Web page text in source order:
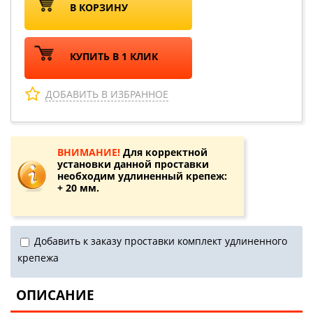
В КОРЗИНУ
КУПИТЬ В 1 КЛИК
ДОБАВИТЬ В ИЗБРАННОЕ
ВНИМАНИЕ! Для корректной
установки данной проставки
необходим удлиненный крепеж:
+ 20 мм.
Добавить к заказу проставки комплект удлиненного
крепежа
ОПИСАНИЕ